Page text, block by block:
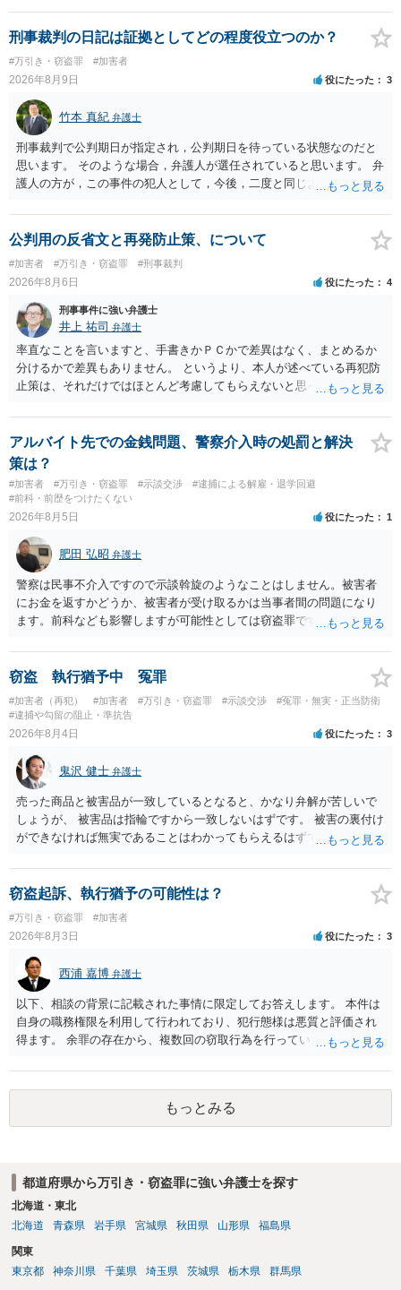
刑事裁判の日記は証拠としてどの程度役立つのか？
#万引き・窃盗罪 #加害者
2026年8月9日 役にたった 3
竹本 真紀 弁護士
刑事裁判で公判期日が指定され，公判期日を待っている状態なのだと
思います。 そのような場合，弁護人が選任されていると思います。 弁
護人の方が，この事件の犯人として，今後，二度と同じような犯罪を
いかアドバイスしてくれると思います。そして，書いた内容は，被告
人質問などで活用されることになると思います。 裁判のためだけに記
録するわけではないかもしれませんが，「裁判において証拠として利
用できる可能性があれば」と考えているのであれば，本件について証
拠も見て内容を把握している，弁護人の方と相談して書く内容を打ち
合わせて進めるのが，裁判の観点では一番効果的だと思います。 適応
障害で窃盗罪ということであれば，責任能力に影響する話ではなく情
状に関しての話になると思いますので，弁護人の方と相談してみまし
ょう。
公判用の反省文と再発防止策、について
#加害者 #万引き・窃盗罪 #刑事裁判
2026年8月6日 役にたった 4
刑事事件に強い弁護士
井上 祐司 弁護士
率直なことを言いますと、手書きかＰＣかで差異はなく、まとめるか
分けるかで差異もありません。 というより、本人が述べている再犯防
止策は、それだけではほとんど考慮してもらえないと思った方が良い
やカウンセリング・治療の内容 ・利用している再犯防止策（例えば保
護観察所と連携した職業支援の内容や具体的な就労・監督状況） ・監
督者の証言 など、証拠で担保された客観性と実現可能性があるもので
なければあまり意味がありません。 もともと執行猶予が狙える事案で
あれば本人の反省の言葉だけで十分であり、実刑となるか微妙な事案
では、本人が再発防止策をいくら述べてもほとんど効果は望めないと
アルバイト先での金銭問題、警察介入時の処罰と解決
策は？
#加害者 #万引き・窃盗罪 #示談交渉
#逮捕による解雇・退学回避
#前科・前歴をつけたくない
2026年8月5日 役にたった 1
肥田 弘昭 弁護士
警察は民事不介入ですので示談斡旋のようなことはしません。被害者
にお金を返すかどうか、被害者が受け取るかは当事者間の問題になり
ます。前科なども影響しますが可能性としては窃盗罪ですので、逮捕
窃盗 執行猶予中 冤罪
#加害者（再犯） #加害者 #万引き・窃盗罪 #示談交渉
#冤罪・無実・正当防衛
#逮捕や勾留の阻止・準抗告
2026年8月4日 役にたった 3
鬼沢 健士 弁護士
売った商品と被害品が一致しているとなると、かなり弁解が苦しいで
しょうが、 被害品は指輪ですから一致しないはずです。 被害の裏付け
ができなければ無実であることはわかってもらえるはずです。
窃盗起訴、執行猶予の可能性は？
#万引き・窃盗罪 #加害者
2026年8月3日 役にたった 3
西浦 嘉博 弁護士
以下、相談の背景に記載された事情に限定してお答えします。 本件は
自身の職務権限を利用して行われており、犯行態様は悪質と評価され
得ます。 余罪の存在から、複数回の窃取行為を行っていたことも悪質
ると思われます。 他方、余罪を含めた全額を弁済していることは、被
害者の経済的損害の回復として有利に斟酌されます。 また、前科前歴
を有しないことも、規範意識が鈍磨しきっているとまでは言えず、有
利な点です。 その他、家族の監督等の情状証拠を適切に提出すること
もっとみる
都道府県から万引き・窃盗罪に強い弁護士を探す
北海道・東北
北海道
青森県 岩手県 宮城県 秋田県 山形県 福島県
関東
東京都
神奈川県 千葉県 埼玉県 茨城県 栃木県 群馬県